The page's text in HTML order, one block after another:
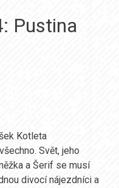
Pustina
Kotleta
Svět, jeho
a Šerif se musí
divocí nájezdníci a